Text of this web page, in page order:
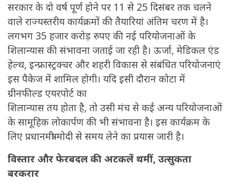
सरकार के दो वर्ष पूर्ण होने पर 11 से 25 दिसंबर तक चलने
वाले राज्यस्तरीय कार्यक्रमों की तैयारियां अंतिम चरण में है।
लगभग 35 हजार करोड़ रुपए की नई परियोजनाओं के
शिलान्यास की संभावना जताई जा रही है। ऊर्जा, मेडिकल एंड
हेल्थ, इन्फ्रास्ट्रक्चर और शहरी विकास से संबंधित परियोजनाएं
इस पैकेज में शामिल होगी। यदि इसी दौरान कोटा में
ग्रीनफील्ड एयरपोर्ट का
शिलान्यास तय होता है, तो उसी मंच से कई अन्य परियोजनाओं
के सामूहिक लोकार्पण की भी संभावना है। इस कार्यक्रम के
लिए प्रधानमंत्री मोदी से समय लेने का प्रयास जारी है।
विस्तार और फेरबदल की अटकलें थमीं, उत्सुकता
बरकरार